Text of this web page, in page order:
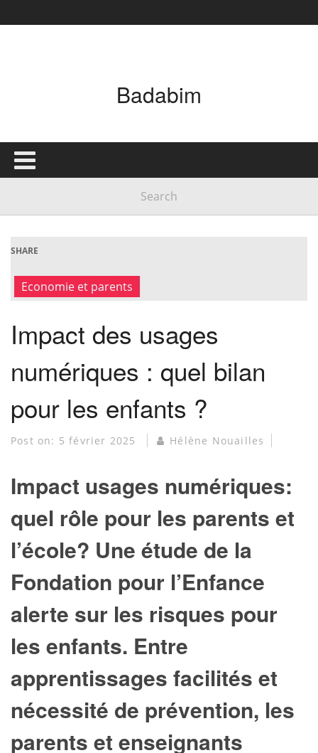
Badabim
SHARE
Economie et parents
Impact des usages
numériques : quel bilan
pour les enfants ?
Post on: 5 février 2025 Hélène Nouailles
Impact usages numériques:
quel rôle pour les parents et
l’école? Une étude de la
Fondation pour l’Enfance
alerte sur les risques pour
les enfants. Entre
apprentissages facilités et
nécessité de prévention, les
parents et enseignants